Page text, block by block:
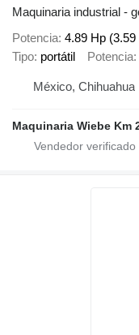
Maquinaria industrial -
Potencia 4.89 Hp (3.59
Tipo portátil Potencia
México, Chihuahua
Maquinaria Wiebe Km